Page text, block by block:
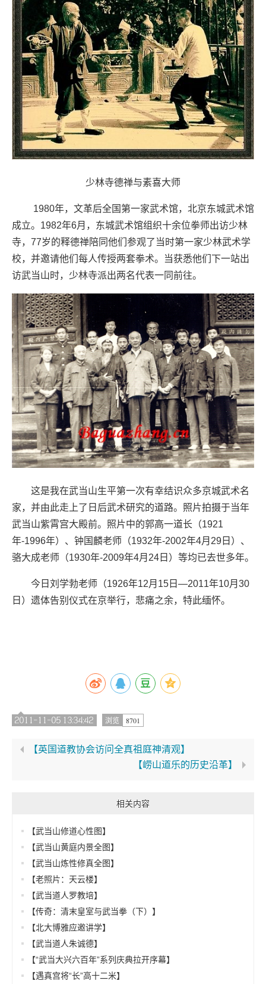
少林寺德禅与素喜大师
1980年，文革后全国第一家武术馆，北京东城武术馆
成立。1982年6月，东城武术馆组织十余位拳师出访少林
寺，77岁的释德禅陪同他们参观了当时第一家少林武术学
校，并邀请他们每人传授两套拳术。当获悉他们下一站出
访武当山时，少林寺派出两名代表一同前往。
这是我在武当山生平第一次有幸结识众多京城武术名
家，并由此走上了日后武术研究的道路。照片拍摄于当年
武当山紫霄宫大殿前。照片中的郭高一道长（1921
年-1996年）、钟国麟老师（1932年-2002年4月29日）、
骆大成老师（1930年-2009年4月24日）等均已去世多年。
今日刘学勃老师（1926年12月15日 —2011年10月30
日）遗体告别仪式在京举行，悲痛之余，特此缅怀。
2011-11-05 13:34:42 浏览 8701
【英国道教协会访问全真祖庭神清观】
【崂山道乐的历史沿革】
相关内容
【武当山修道心性图】
【武当山黄庭内景全图】
【武当山炼性修真全图】
【老照片：天云楼】
【武当道人罗教培】
【传奇：清末皇室与武当拳（下）】
【北大博雅应邀讲学】
【武当道人朱诚德】
【“武当大兴六百年”系列庆典拉开序幕】
【遇真宫将“长”高十二米】